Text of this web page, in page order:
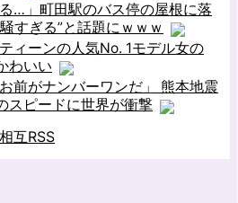
る…」町田駅のバス停の屋根に落
すぎる”と話題にｗｗｗ
ィーンの人気No. 1モデル女の
わいい
前がナンバーワンだ」 熊本地震
スピードに世界が衝撃
互RSS